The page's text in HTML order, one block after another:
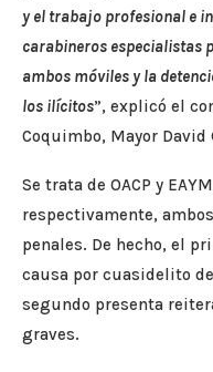
y el trabajo profesional e
carabineros especialistas
ambos móviles y la
los ilícitos”, explicó el
Coquimbo, Mayor David
Se trata de OACP y
respectivamente,
penales. De hecho, el
causa por cuasidelito
segundo presenta
graves.